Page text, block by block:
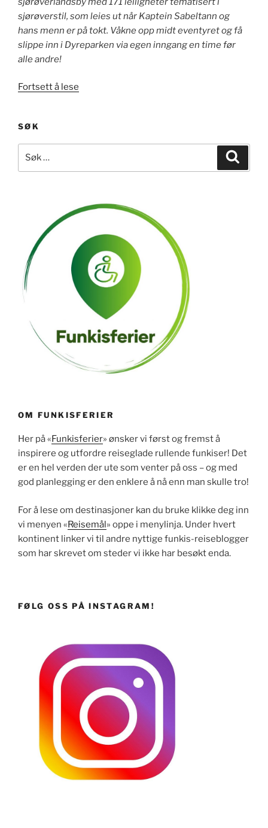
sjørøverstil, som leies ut når Kaptein Sabeltann og
hans menn er på tokt. Våkne opp midt eventyret og få
slippe inn i Dyreparken via egen inngang en time før
alle andre!
Fortsett å lese
SØK
etter:
OM FUNKISFERIER
Her på «Funkisferier» ønsker vi først og fremst å
inspirere og utfordre reiseglade rullende funkiser! Det
er en hel verden der ute som venter på oss – og med
god planlegging er den enklere å nå enn man skulle tro!
For å lese om destinasjoner kan du bruke klikke deg inn
vi menyen «Reisemål» oppe i menylinja. Under hvert
kontinent linker vi til andre nyttige funkis-reiseblogger
som har skrevet om steder vi ikke har besøkt enda.
FØLG OSS PÅ INSTAGRAM!